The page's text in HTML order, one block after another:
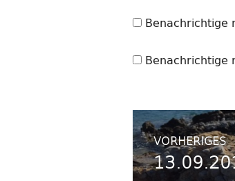
Benachrichtige
Benachrichtige
VORHERIGES
Vorheriger